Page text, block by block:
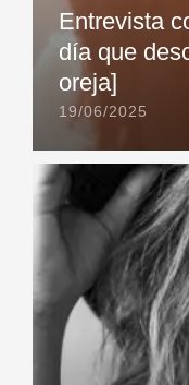
Entrevista
día que
oreja]
19/06/2025